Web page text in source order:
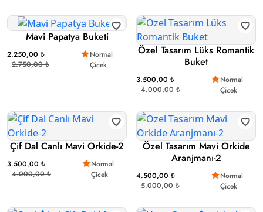
Mavi Papatya Buketi
2.250,00 ₺
2.750,00 ₺
Normal
Çicek
Özel Tasarım Lüks Romantik
Buket
3.500,00 ₺
4.000,00 ₺
Normal
Çicek
Çif Dal Canlı Mavi Orkide-2
3.500,00 ₺
4.000,00 ₺
Normal
Çicek
Özel Tasarım Mavi Orkide
Aranjmanı-2
4.500,00 ₺
5.000,00 ₺
Normal
Çicek